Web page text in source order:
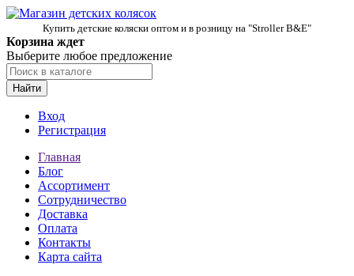
Купить детские коляски оптом и в розницу на "Stroller B&E"
Корзина ждет
Выберите любое предложение
Найти
Вход
Регистрация
Главная
Блог
Ассортимент
Сотрудничество
Доставка
Оплата
Контакты
Карта сайта